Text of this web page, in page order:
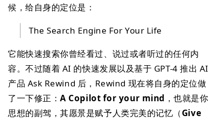
候，给自身的定位是：
The Search Engine For Your Life
它能快速搜索你曾经看过、说过或者听过的任何内
容。不过随着 AI 的快速发展以及基于 GPT-4 推出 AI
产品 Ask Rewind 后，Rewind 现在将自身的定位做
了一下修正：A Copilot for your mind ，也就是你
思想的副驾，其愿景是赋予人类完美的记忆（Give